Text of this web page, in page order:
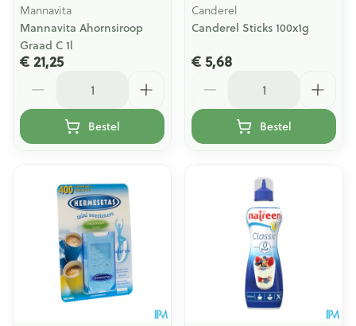
Mannavita
Mannavita Ahornsiroop
Graad C 1l
€ 21,25
Bestel
Canderel
Canderel Sticks 100x1g
€ 5,68
Bestel